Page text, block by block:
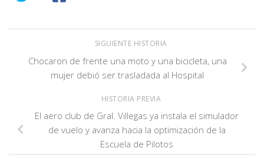
SIGUIENTE HISTORIA
Chocaron de frente una moto y una bicicleta, una
mujer debió ser trasladada al Hospital
HISTORIA PREVIA
El aero club de Gral. Villegas ya instala el simulador
de vuelo y avanza hacia la optimización de la
Escuela de Pilotos